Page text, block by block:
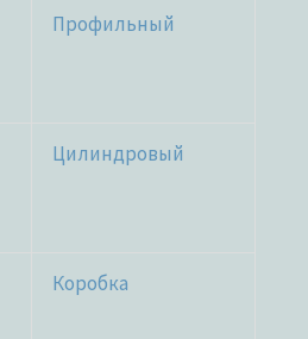
Профильный
Цилиндровый
Коробка